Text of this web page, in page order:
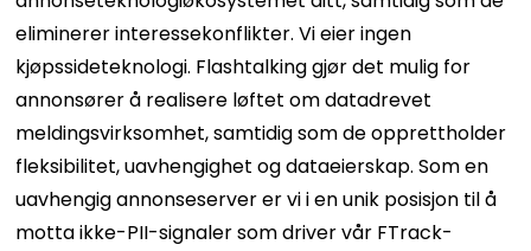
eliminerer interessekonflikter. Vi eier ingen
kjøpssideteknologi. Flashtalking gjør det mulig for
annonsører å realisere løftet om datadrevet
meldingsvirksomhet, samtidig som de opprettholder
fleksibilitet, uavhengighet og dataeierskap. Som en
uavhengig annonseserver er vi i en unik posisjon til å
motta ikke-PII-signaler som driver vår FTrack-